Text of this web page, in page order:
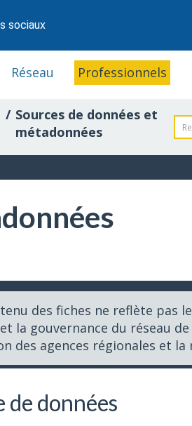
sociaux
Réseau Professionnels
Sources de données et
métadonnées
des fiches ne reflète pas
la gouvernance du réseau
des agences régionales et
de données